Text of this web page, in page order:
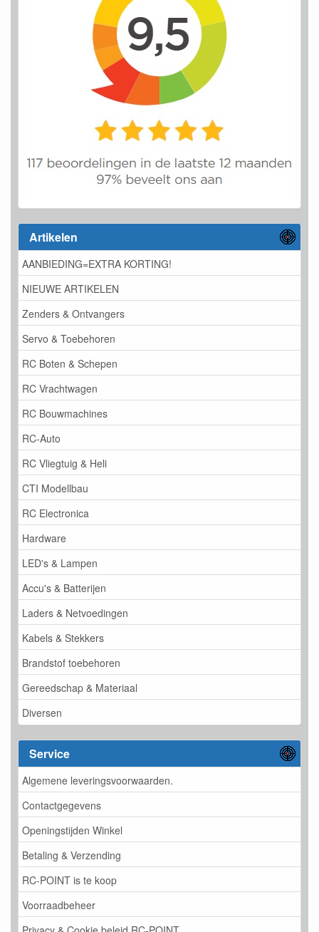
Artikelen
AANBIEDING=EXTRA KORTING!
NIEUWE ARTIKELEN
Zenders & Ontvangers
Servo & Toebehoren
RC Boten & Schepen
RC Vrachtwagen
RC Bouwmachines
RC-Auto
RC Vliegtuig & Heli
CTI Modellbau
RC Electronica
Hardware
LED's & Lampen
Accu's & Batterijen
Laders & Netvoedingen
Kabels & Stekkers
Brandstof toebehoren
Gereedschap & Materiaal
Diversen
Service
Algemene leveringsvoorwaarden.
Contactgegevens
Openingstijden Winkel
Betaling & Verzending
RC-POINT is te koop
Voorraadbeheer